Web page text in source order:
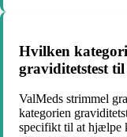
Hvilken
graviditetstest
ValMeds strimmel
kategorien
specifikt til at hjælpe